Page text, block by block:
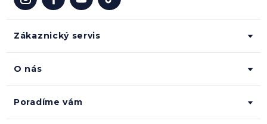
Zákaznický servis
O nás
Poradíme vám